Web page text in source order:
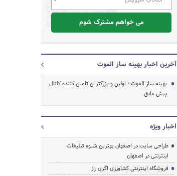
می خواهم مشترک شوم
آخرین اخبار بهینه ساز الموت
بهینه ساز الموت ؛ اولین و بزرگترین تامین کننده کانال
پیش عایق
اخبار ویژه
طراحی سایت در اصفهان بهترین شیوه تبلیغات
اینترنتی در اصفهان
فروشگاه اینترنتی کشاورزی اگری راز